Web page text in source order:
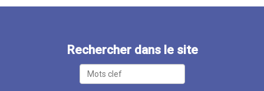
Rechercher dans le site